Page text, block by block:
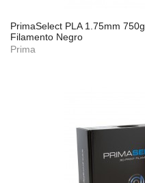
PrimaSelect PLA 1.75mm 750g
Filamento Negro
Prima